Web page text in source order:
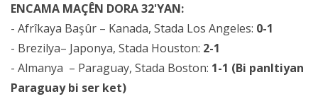
ENCAMA MAÇÊN DORA 32'YAN:
- Afrîkaya Başûr – Kanada, Stada Los Angeles: 0-1
- Brezilya– Japonya, Stada Houston: 2-1
- Almanya – Paraguay, Stada Boston: 1-1 (Bi panltiyan
Paraguay bi ser ket)